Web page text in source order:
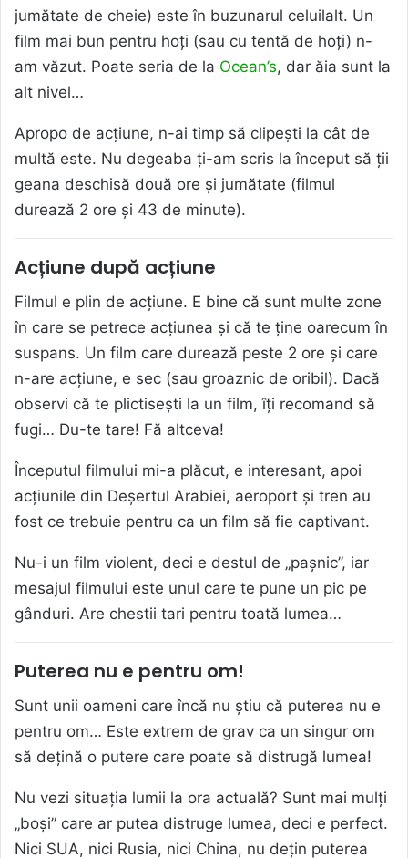
jumătate de cheie) este în buzunarul celuilalt. Un
film mai bun pentru hoți (sau cu tentă de hoți) n-
am văzut. Poate seria de la Ocean’s, dar ăia sunt la
alt nivel…
Apropo de acțiune, n-ai timp să clipești la cât de
multă este. Nu degeaba ți-am scris la început să ții
geana deschisă două ore și jumătate (filmul
durează 2 ore și 43 de minute).
Acțiune după acțiune
Filmul e plin de acțiune. E bine că sunt multe zone
în care se petrece acțiunea și că te ține oarecum în
suspans. Un film care durează peste 2 ore și care
n-are acțiune, e sec (sau groaznic de oribil). Dacă
observi că te plictisești la un film, îți recomand să
fugi… Du-te tare! Fă altceva!
Începutul filmului mi-a plăcut, e interesant, apoi
acțiunile din Deșertul Arabiei, aeroport și tren au
fost ce trebuie pentru ca un film să fie captivant.
Nu-i un film violent, deci e destul de „pașnic”, iar
mesajul filmului este unul care te pune un pic pe
gânduri. Are chestii tari pentru toată lumea…
Puterea nu e pentru om!
Sunt unii oameni care încă nu știu că puterea nu e
pentru om… Este extrem de grav ca un singur om
să dețină o putere care poate să distrugă lumea!
Nu vezi situația lumii la ora actuală? Sunt mai mulți
„boși” care ar putea distruge lumea, deci e perfect.
Nici SUA, nici Rusia, nici China, nu dețin puterea